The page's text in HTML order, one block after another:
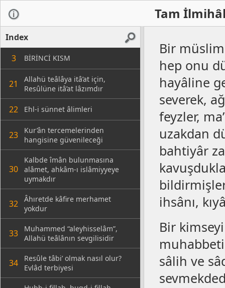
Tam
Index
3
BİRİNCİ KISM
21
Allahü teâlâya itâ’at için,
Resûlüne itâ’at lâzımdır
22 Ehl-i sünnet âlimleri
23
Kur’ân tercemelerinden
hangisine güvenileceği
30
Kalbde îmân bulunmasına
alâmet, ahkâm-ı islâmiyyeye
uymakdır
32
Âhıretde kâfire merhamet
yokdur
33
Muhammed “aleyhisselâm”,
Allahü teâlânın sevgilisidir
34
Resûle tâbi’ olmak nasıl olur?
Evlâd terbiyesi
Bir
hep onu
hayâline
severek,
feyzler,
uzakdan
bahtiyâr
ihsânı,
Bir
muhabbeti
sâlih ve